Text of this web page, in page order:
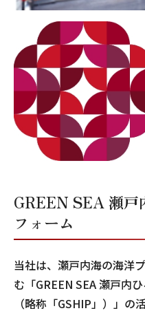
GREEN SEA 瀬戸
フォーム
当社は、瀬戸内海の海洋
む「GREEN SEA 瀬戸内
（略称「GSHIP」）」の